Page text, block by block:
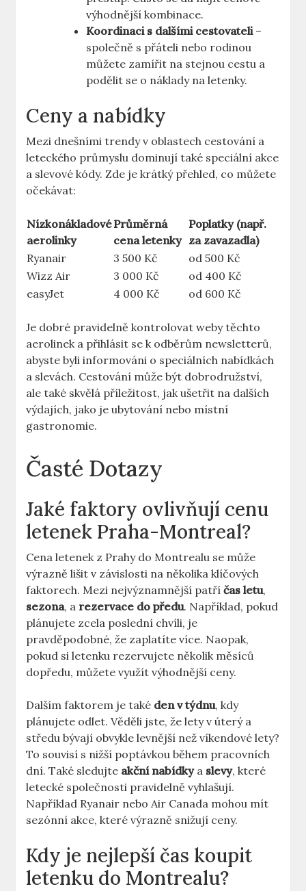
výhodnější kombinace.
Koordinaci s dalšími cestovateli–
společně s přáteli nebo rodinou
můžete zamířit na stejnou cestu a
podělit se o náklady na letenky.
Ceny a nabídky
Mezi dnešními trendy v oblastech cestování a
leteckého průmyslu dominují také speciální akce
a slevové kódy. Zde je krátký přehled, co můžete
očekávat:
Nízkonákladové
aerolinky
Průměrná
cena letenky
Poplatky (např.
za zavazadla)
Ryanair
3 500 Kč
od 500 Kč
Wizz Air
3 000 Kč
od 400 Kč
easyJet
4 000 Kč od 600 Kč
Je dobré pravidelně kontrolovat weby těchto
aerolinek a přihlásit se k odběrům newsletterů,
abyste byli informováni o speciálních nabídkách
a slevách. Cestování může být dobrodružství,
ale také skvělá příležitost, jak ušetřit na dalších
výdajích, jako je ubytování nebo místní
gastronomie.
Časté Dotazy
Jaké faktory ovlivňují cenu
letenek Praha-Montreal?
Cena letenek z Prahy do Montrealu se může
výrazně lišit v závislosti na několika klíčových
faktorech. Mezi nejvýznamnější patříčas letu,
sezona, a rezervace do předu. Například, pokud
plánujete zcela poslední chvíli, je
pravděpodobné, že zaplatíte více. Naopak,
pokud si letenku rezervujete několik měsíců
dopředu, můžete využít výhodnější ceny.
Dalším faktorem je také den v týdnu, kdy
plánujete odlet. Věděli jste, že lety v úterý a
středu bývají obvykle levnější než víkendové lety?
To souvisí s nižší poptávkou během pracovních
dní. Také sledujte akční nabídkya slevy, které
letecké společnosti pravidelně vyhlašují.
Například Ryanair nebo Air Canada mohou mít
sezónní akce, které výrazně snižují ceny.
Kdy je nejlepší čas koupit
letenku do Montrealu?